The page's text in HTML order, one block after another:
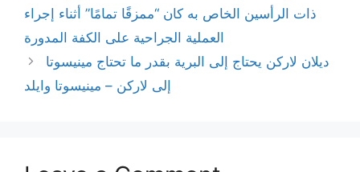
ذات الرأسين الخاص به كان “ممزقًا تمامًا” أثناء إجراء
العملية الجراحية على الكفة المدورة
ديلان لاركن يحتاج إلى البرية بقدر ما تحتاج مينيسوتا
إلى لاركن – مينيسوتا وايلد